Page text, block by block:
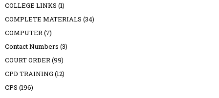
COLLEGE LINKS (1)
COMPLETE MATERIALS (34)
COMPUTER(7)
Contact Numbers (3)
COURT ORDER(99)
CPD TRAINING (12)
CPS (196)